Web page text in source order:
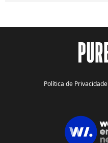
Política de Privacidade